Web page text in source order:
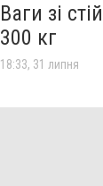
Ваги зі
300 кг
18:33, 31 липня